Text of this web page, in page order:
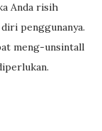
Anda risih
penggunanya.
meng-unsintall